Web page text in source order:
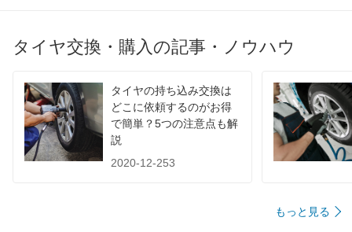
タイヤ交換・購入の記事・ノウハウ
タイヤの持ち込み交換は
どこに依頼するのがお得
で簡単？5つの注意点も解
説
2020-12-253
もっと見る